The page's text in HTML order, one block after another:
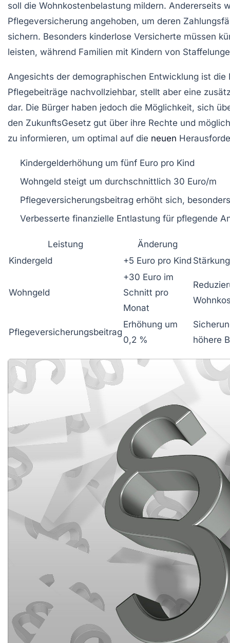
soll die Wohnkostenbelastung mildern. Andererseits
Pflegeversicherung angehoben, um deren
sichern. Besonders kinderlose Versicherte müssen
leisten, während Familien mit Kindern von
Angesichts der demographischen Entwicklung ist die
Pflegebeiträge nachvollziehbar, stellt aber eine
dar. Die Bürger haben jedoch die Möglichkeit, sich
den ZukunftsGesetz gut über ihre Rechte und
zu informieren, um optimal auf die neuen
Kindergelderhöhung um fünf Euro pro Kind
Wohngeld steigt um durchschnittlich 30 Euro/m
Pflegeversicherungsbeitrag erhöht sich,
Verbesserte finanzielle Entlastung für pflegende
Leistung
Änderung
Kindergeld
+5 Euro pro Kind
Wohngeld
+30 Euro im
Schnitt pro
Monat
Pflegeversicherungsbeitrag
Erhöhung um
0,2 %
höhere